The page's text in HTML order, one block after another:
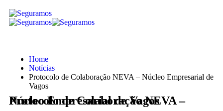
Home
Notícias
Protocolo de Colaboração NEVA – Núcleo Empresarial de
Vagos
Protocolo de Colaboração NEVA – Núcleo Empresarial de Vagos